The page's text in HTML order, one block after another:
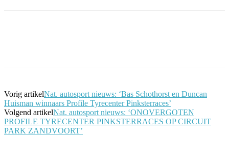
Vorig artikelNat. autosport nieuws: ‘Bas Schothorst en Duncan
Huisman winnaars Profile Tyrecenter Pinksterraces’
Volgend artikelNat. autosport nieuws: ‘ONOVERGOTEN
PROFILE TYRECENTER PINKSTERRACES OP CIRCUIT
PARK ZANDVOORT’